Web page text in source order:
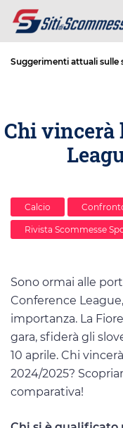
Suggerimenti attuali sulle
Chi vincerà
Calcio
Rivista Scommesse
Sono ormai alle
Conference
importanza. La
gara, sfiderà gli
10 aprile. Chi
2024/2025?
comparativa!